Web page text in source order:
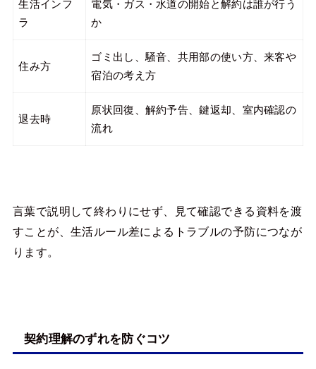
生活インフ
ラ
電気・ガス・水道の開始と解約は誰が行う
か
住み方
ゴミ出し、騒音、共用部の使い方、来客や
宿泊の考え方
退去時
原状回復、解約予告、鍵返却、室内確認の
流れ
言葉で説明して終わりにせず、見て確認できる資料を渡
すことが、生活ルール差によるトラブルの予防につなが
ります。
契約理解のずれを防ぐコツ